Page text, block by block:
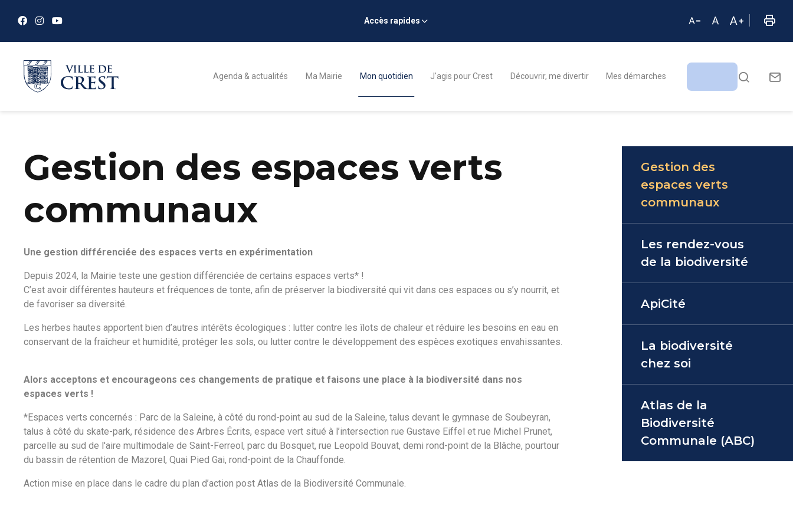
Accès rapides
Agenda & actualités Ma Mairie Mon quotidien J'agis pour Crest Découvrir, me divertir Mes démarches
Gestion des espaces verts
communaux
Une gestion différenciée des espaces verts en expérimentation
Depuis 2024, la Mairie teste une gestion différenciée de certains espaces verts* !
C’est avoir différentes hauteurs et fréquences de tonte, afin de préserver la biodiversité qui vit dans ces espaces ou s’y nourrit, et
de favoriser sa diversité.
Les herbes hautes apportent bien d’autres intérêts écologiques : lutter contre les îlots de chaleur et réduire les besoins en eau en
conservant de la fraîcheur et humidité, protéger les sols, ou lutter contre le développement des espèces exotiques envahissantes.
Alors acceptons et encourageons ces changements de pratique et faisons une place à la biodiversité dans nos
espaces verts !
*Espaces verts concernés : Parc de la Saleine, à côté du rond-point au sud de la Saleine, talus devant le gymnase de Soubeyran,
talus à côté du skate-park, résidence des Arbres Écrits, espace vert situé à l’intersection rue Gustave Eiffel et rue Michel Prunet,
parcelle au sud de l'aire multimodale de Saint-Ferreol, parc du Bosquet, rue Leopold Bouvat, demi rond-point de la Blâche, pourtour
du bassin de rétention de Mazorel, Quai Pied Gai, rond-point de la Chauffonde.
Action mise en place dans le cadre du plan d’action post Atlas de la Biodiversité Communale.
Gestion des
espaces verts
communaux
Les rendez-vous
de la biodiversité
ApiCité
La biodiversité
chez soi
Atlas de la
Biodiversité
Communale (ABC)